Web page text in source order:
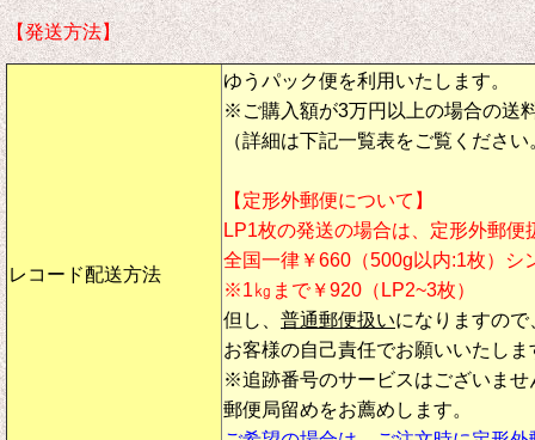
【発送方法】
レコード配送方法
ゆうパック便を利用いたします。
※ご購入額が3万円以上の場合の送
（詳細は下記一覧表をご覧ください
【定形外郵便について】
LP1枚の発送の場合は、定形外郵便
全国一律￥660（500g以内:1枚）シ
※1㎏まで￥920（LP2~3枚）
但し、 普通郵便扱いになりますの
お客様の自己責任でお願いいたしま
※追跡番号のサービスはございませ
郵便局留めをお薦めします。